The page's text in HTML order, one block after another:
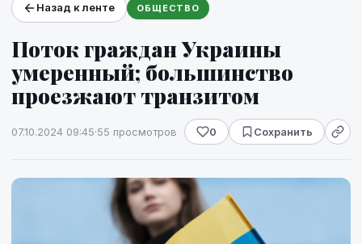
Проекты и сервисы
Прогноз погоды
Назад к ленте ОБЩЕСТВО
Поток граждан Украины
умеренный; большинство
проезжают транзитом
07.10.2024 09:45·55 просмотров 0 Сохранить